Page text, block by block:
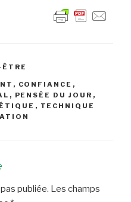
, CONFIANCE ,
, PENSÉE DU JOUR ,
, TECHNIQUE
publiée. Les champs